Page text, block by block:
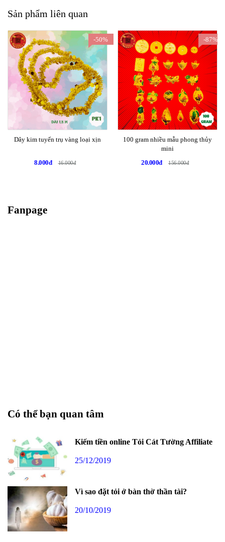
Sản phẩm liên quan
-50%
Dây kim tuyến trụ vàng loại xịn
8.000đ 16.000đ
-87%
100 gram nhiều mẫu phong thủy
mini
20.000đ
156.000đ
Fanpage
Có thể bạn quan tâm
Kiếm tiền online Tỏi Cát Tường Affiliate
25/12/2019
Vì sao đặt tỏi ở bàn thờ thần tài?
20/10/2019